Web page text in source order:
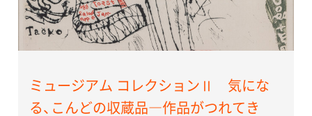
ミュージアム コレクションⅡ 気にな
る、こんどの収蔵品―作品がつれてき